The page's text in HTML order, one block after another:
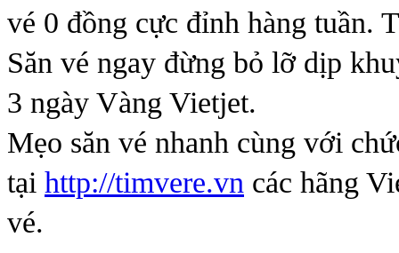
vé 0 đồng cực đỉnh hàng tuần.
Săn vé ngay đừng bỏ lỡ dịp
3 ngày Vàng Vietjet.
Mẹo săn vé nhanh cùng với
tại http://timvere.vn các hãng
vé.